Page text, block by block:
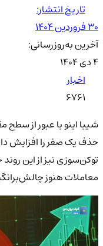
تاریخ انتشار:
۳۰ فروردین ۱۴۰۴
آخرین به‌روزرسانی:
۴ دی ۱۴۰۴
اخبار
6761
حذف یک صفر را افزایش
توکن‌سوزی نیز از این
معاملات هنوز